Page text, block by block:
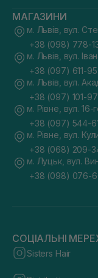
МАГАЗИНИ
м. Львів, вул.
+38 (098) 778-
м. Львів, вул.
+38 (097) 611-
м. Львів, вул.
+38 (097) 101-
м. Рівне, вул. 16-
+38 (097) 544-
м. Рівне, вул.
+38 (068) 209-
м. Луцьк, вул.
+38 (098) 076-
СОЦІАЛЬНІ
Sisters Hair